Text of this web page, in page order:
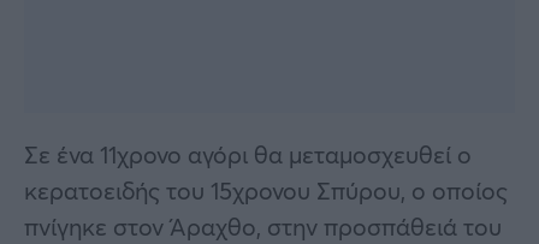
Σε ένα 11χρονο αγόρι θα μεταμοσχευθεί ο
κερατοειδής του 15χρονου Σπύρου, ο οποίος
πνίγηκε στον Άραχθο, στην προσπάθειά του